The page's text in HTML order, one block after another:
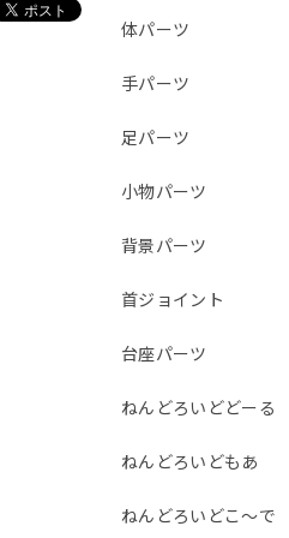
体パーツ
手パーツ
足パーツ
小物パーツ
背景パーツ
首ジョイント
台座パーツ
ねんどろいどどーる
ねんどろいどもあ
ねんどろいどこ～で